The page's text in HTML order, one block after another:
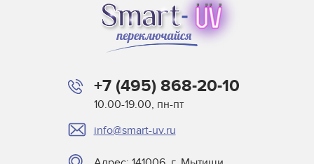
+7 (495) 868-20-10
10.00-19.00, пн-пт
info@smart-uv.ru